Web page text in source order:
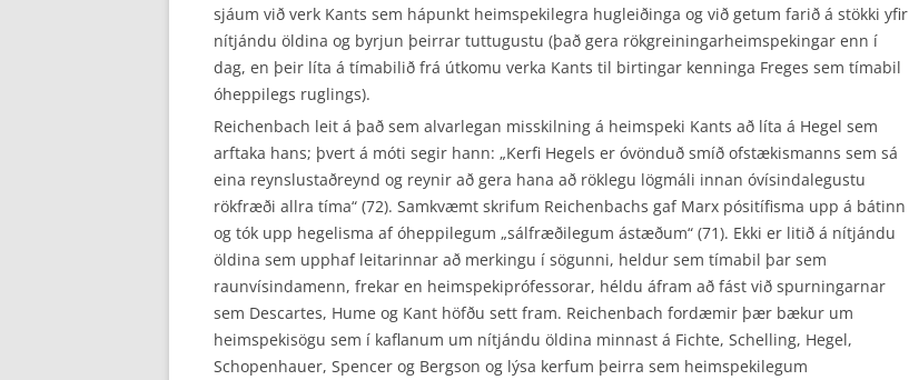
sjáum við verk Kants sem hápunkt heimspekilegra hugleiðinga og við getum farið á stökki yfir
nítjándu öldina og byrjun þeirrar tuttugustu (það gera rökgreiningar­heimspekingar enn í
dag, en þeir líta á tímabilið frá útkomu verka Kants til birtingar kenninga Freges sem tímabil
óheppilegs ruglings).
Reichenbach leit á það sem alvarlegan misskilning á heimspeki Kants að líta á Hegel sem
arftaka hans; þvert á móti segir hann: „Kerfi Hegels er óvönduð smíð ofstækismanns sem sá
eina reynslustaðreynd og reynir að gera hana að röklegu lögmáli innan óvísindalegustu
rökfræði allra tíma“ (72). Samkvæmt skrifum Reichenbachs gaf Marx pósitífisma upp á bátinn
og tók upp hegelisma af óheppilegum „sálfræðilegum ástæðum“ (71). Ekki er litið á nítjándu
öldina sem upphaf leitarinnar að merkingu í sögunni, heldur sem tímabil þar sem
raunvísindamenn, frekar en heimspekiprófessorar, héldu áfram að fást við spurningarnar
sem Descartes, Hume og Kant höfðu sett fram. Reichenbach fordæmir þær bækur um
heimspekisögu sem í kaflanum um nítjándu öldina minnast á Fichte, Schelling, Hegel,
Schopenhauer, Spencer og Bergson og lýsa kerfum þeirra sem heimspekilegum